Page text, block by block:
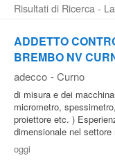
professioni
Blog
Pubblica
Offerte
Risultati di Ricerca -
ADDETTO
BREMBO NV
adecco - Curno
di misura e dei
micrometro,
proiettore etc. )
dimensionale nel
oggi